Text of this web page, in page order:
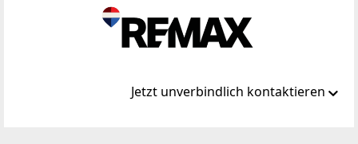
Jetzt unverbindlich kontaktieren